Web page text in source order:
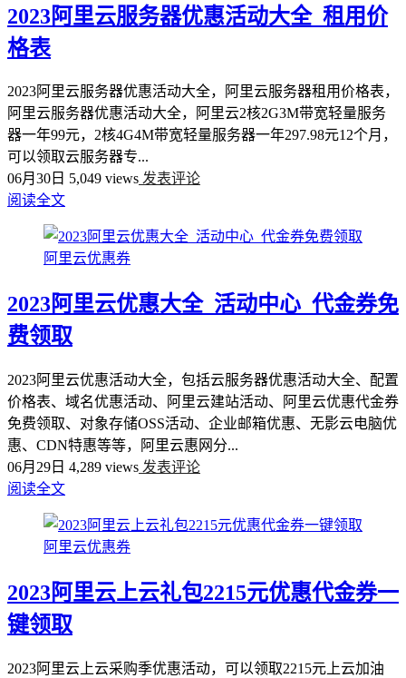
2023阿里云服务器优惠活动大全_租用价
格表
2023阿里云服务器优惠活动大全，阿里云服务器租用价格表，
阿里云服务器优惠活动大全，阿里云2核2G3M带宽轻量服务
器一年99元，2核4G4M带宽轻量服务器一年297.98元12个月，
可以领取云服务器专...
06月30日 5,049 views 发表评论
阅读全文
阿里云优惠券
2023阿里云优惠大全_活动中心_代金券免
费领取
2023阿里云优惠活动大全，包括云服务器优惠活动大全、配置
价格表、域名优惠活动、阿里云建站活动、阿里云优惠代金券
免费领取、对象存储OSS活动、企业邮箱优惠、无影云电脑优
惠、CDN特惠等等，阿里云惠网分...
06月29日 4,289 views 发表评论
阅读全文
阿里云优惠券
2023阿里云上云礼包2215元优惠代金券一
键领取
2023阿里云上云采购季优惠活动，可以领取2215元上云加油